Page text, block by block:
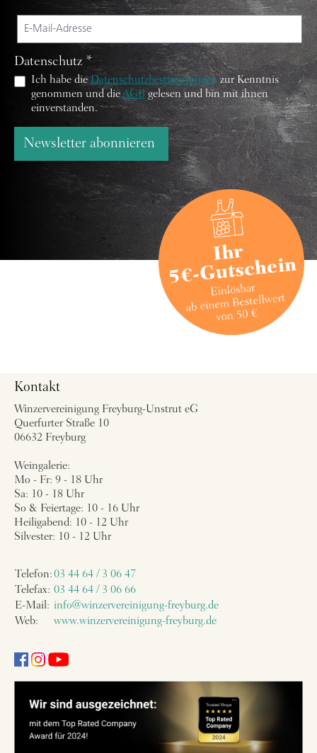
Datenschutz *
Ich habe dieDatenschutzbestimmungenzur Kenntnis
genommen und dieAGBgelesen und bin mit ihnen
einverstanden.
Newsletter abonnieren
Kontakt
Winzervereinigung Freyburg-Unstrut eG
Querfurter Straße 10
06632 Freyburg
Weingalerie:
Mo - Fr: 9 - 18 Uhr
Sa: 10 - 18 Uhr
So & Feiertage: 10 - 16 Uhr
Heiligabend: 10 - 12 Uhr
Silvester: 10 - 12 Uhr
Telefon:03 44 64 / 3 06 47
Telefax: 03 44 64 / 3 06 66
E-Mail: info@winzervereinigung-freyburg.de
Web:
www.winzervereinigung-freyburg.de